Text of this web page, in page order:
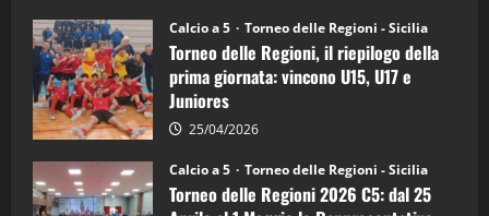
Juniores
è
vicecampione
d’Italia
Calcio a 5 Torneo delle Regioni - Sicilia
Torneo delle Regioni, il riepilogo della
prima giornata: vincono U15, U17 e
Juniores
25/04/2026
Calcio a 5 Torneo delle Regioni - Sicilia
Torneo delle Regioni 2026 C5: dal 25